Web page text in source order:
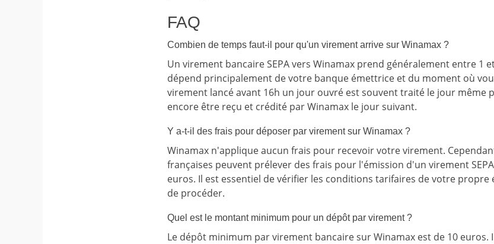
FAQ
Combien de temps faut-il pour qu'un virement arrive sur Winamax ?
Un virement bancaire SEPA vers Winamax prend généralement entre 1
dépend principalement de votre banque émettrice et du moment où
virement lancé avant 16h un jour ouvré est souvent traité le jour même
encore être reçu et crédité par Winamax le jour suivant.
Y a-t-il des frais pour déposer par virement sur Winamax ?
Winamax n'applique aucun frais pour recevoir votre virement.
françaises peuvent prélever des frais pour l'émission d'un virement
euros. Il est essentiel de vérifier les conditions tarifaires de votre
de procéder.
Quel est le montant minimum pour un dépôt par virement ?
Le dépôt minimum par virement bancaire sur Winamax est de 10 euros.